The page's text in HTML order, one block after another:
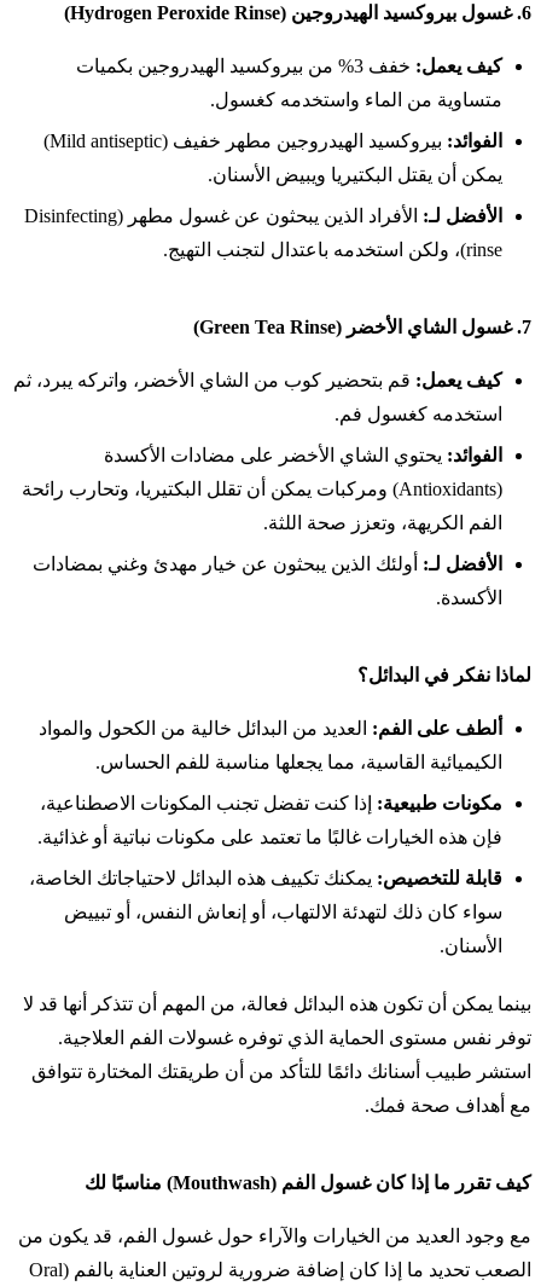
6. غسول بيروكسيد الهيدروجين (Hydrogen Peroxide Rinse)
كيف يعمل:
خفف 3% من بيروكسيد الهيدروجين بكميات
متساوية من الماء واستخدمه كغسول.
الفوائد:
بيروكسيد الهيدروجين مطهر خفيف (Mild antiseptic)
يمكن أن يقتل البكتيريا ويبيض الأسنان.
الأفضل لـ:
الأفراد الذين يبحثون عن غسول مطهر (Disinfecting
rinse)، ولكن استخدمه باعتدال لتجنب التهيج.
7. غسول الشاي الأخضر (Green Tea Rinse)
كيف يعمل: قم بتحضير كوب من الشاي الأخضر، واتركه يبرد، ثم
استخدمه كغسول فم.
الفوائد: يحتوي الشاي الأخضر على مضادات الأكسدة
(Antioxidants) ومركبات يمكن أن تقلل البكتيريا، وتحارب رائحة
الفم الكريهة، وتعزز صحة اللثة.
الأفضل لـ: أولئك الذين يبحثون عن خيار مهدئ وغني بمضادات
الأكسدة.
لماذا نفكر في البدائل؟
ألطف على الفم: العديد من البدائل خالية من الكحول والمواد
الكيميائية القاسية، مما يجعلها مناسبة للفم الحساس.
مكونات طبيعية: إذا كنت تفضل تجنب المكونات الاصطناعية،
فإن هذه الخيارات غالبًا ما تعتمد على مكونات نباتية أو غذائية.
قابلة للتخصيص: يمكنك تكييف هذه البدائل لاحتياجاتك الخاصة،
سواء كان ذلك لتهدئة الالتهاب، أو إنعاش النفس، أو تبييض
الأسنان.
بينما يمكن أن تكون هذه البدائل فعالة، من المهم أن تتذكر أنها قد لا
توفر نفس مستوى الحماية الذي توفره غسولات الفم العلاجية.
استشر طبيب أسنانك دائمًا للتأكد من أن طريقتك المختارة تتوافق
مع أهداف صحة فمك.
كيف تقرر ما إذا كان غسول الفم (Mouthwash) مناسبًا لك
مع وجود العديد من الخيارات والآراء حول غسول الفم، قد يكون من
الصعب تحديد ما إذا كان إضافة ضرورية لروتين العناية بالفم (Oral